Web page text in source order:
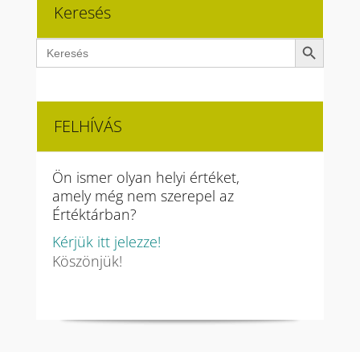
Keresés
Search
for:
Search Button
FELHÍVÁS
Ön ismer olyan helyi értéket,
amely még nem szerepel az
Értéktárban?
Kérjük itt jelezze!
Köszönjük!